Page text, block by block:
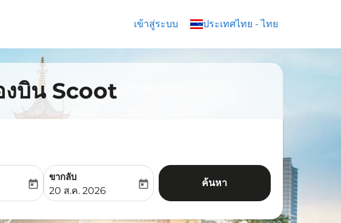
เข้าสู่ระบบ ประเทศไทย - ไทย
keyboard_arrow_down
งบิน Scoot
date-aria-label
today
ขากลับ
fc-booking-return-date-aria-label
20 ส.ค. 2026
today ค้นหา